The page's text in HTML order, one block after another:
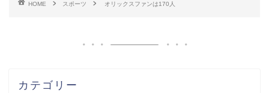
HOME スポーツ オリックスファンは170人
カテゴリー